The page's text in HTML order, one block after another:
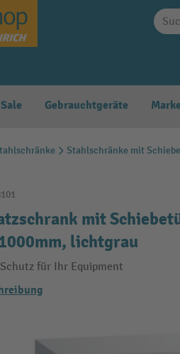
springen
Sale Gebrauchtgeräte
Stahlschränke mit
mit
lichtgrau
für Ihr Equipment